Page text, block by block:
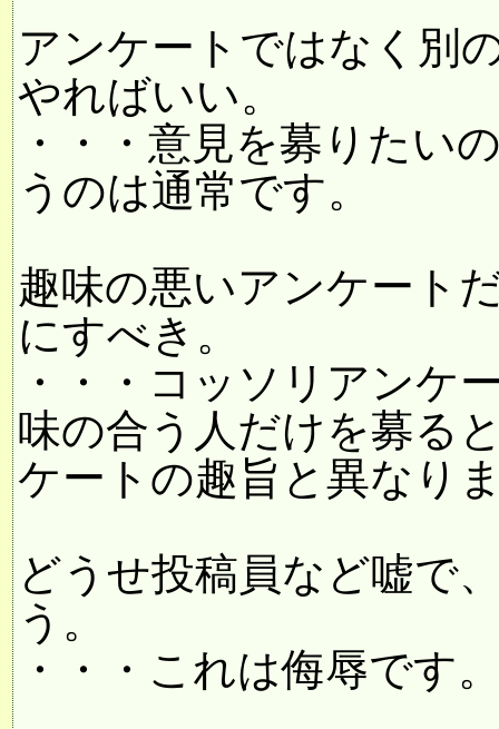
アンケートではなく別
やればいい。
・・・意見を募りたい
うのは通常です。
趣味の悪いアンケート
にすべき。
・・・コッソリアンケ
味の合う人だけを募る
ケートの趣旨と異なり
どうせ投稿員など嘘で
う。
・・・これは侮辱です